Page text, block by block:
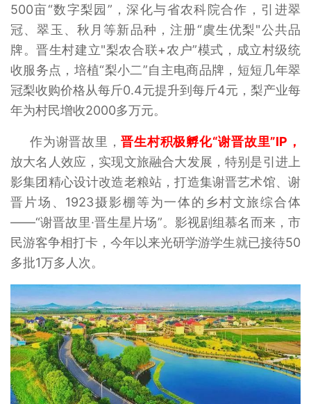
500亩“数字梨园”，深化与省农科院合作，引进翠
冠、翠玉、秋月等新品种，注册“虞生优梨"公共品
牌。晋生村建立"梨农合联+农户”模式，成立村级统
收服务点，培植“梨小二”自主电商品牌，短短几年翠
冠梨收购价格从每斤0.4元提升到每斤4元，梨产业每
年为村民增收2000多万元。
作为谢晋故里，晋生村积极孵化“谢晋故里”IP，
放大名人效应，实现文旅融合大发展，特别是引进上
影集团精心设计改造老粮站，打造集谢晋艺术馆、谢
晋片场、1923摄影棚等为一体的乡村文旅综合体
——“谢晋故里·晋生星片场”。影视剧组慕名而来，市
民游客争相打卡，今年以来光研学游学生就已接待50
多批1万多人次。